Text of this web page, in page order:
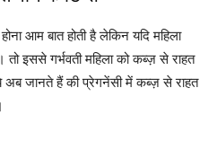
आम बात होती है लेकिन यदि महिला
इससे गर्भवती महिला को कब्ज़ से राहत
जानते हैं की प्रेगनेंसी में कब्ज़ से राहत